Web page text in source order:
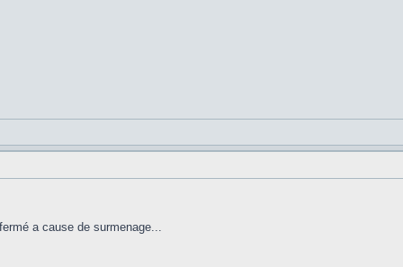
a cause de surmenage...